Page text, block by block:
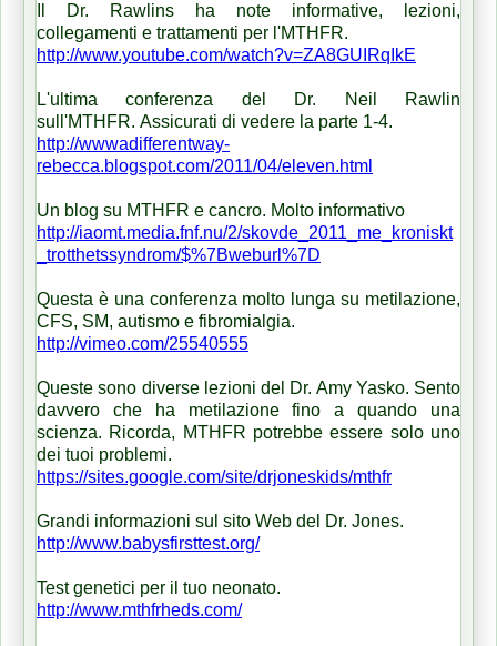
Il Dr. Rawlins ha note informative, lezioni,
collegamenti e trattamenti per l'MTHFR.
http://www.youtube.com/watch?v=ZA8GUIRqIkE
L'ultima conferenza del Dr. Neil Rawlin
sull'MTHFR. Assicurati di vedere la parte 1-4.
http://wwwadifferentway-
rebecca.blogspot.com/2011/04/eleven.html
Un blog su MTHFR e cancro. Molto informativo
http://iaomt.media.fnf.nu/2/skovde_2011_me_kroniskt
_trotthetssyndrom/$%7Bweburl%7D
Questa è una conferenza molto lunga su metilazione,
CFS, SM, autismo e fibromialgia.
http://vimeo.com/25540555
Queste sono diverse lezioni del Dr. Amy Yasko. Sento
davvero che ha metilazione fino a quando una
scienza. Ricorda, MTHFR potrebbe essere solo uno
dei tuoi problemi.
https://sites.google.com/site/drjoneskids/mthfr
Grandi informazioni sul sito Web del Dr. Jones.
http://www.babysfirsttest.org/
Test genetici per il tuo neonato.
http://www.mthfrheds.com/